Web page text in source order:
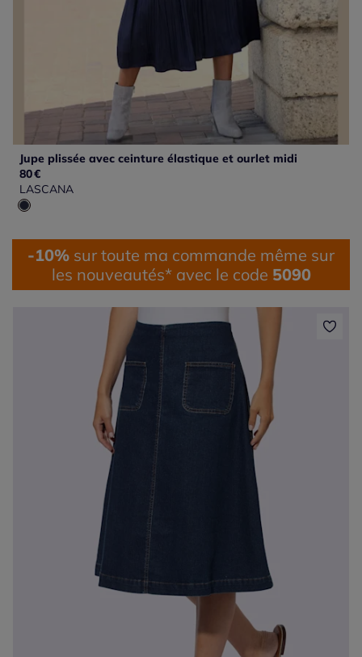
Jupe plissée avec ceinture élastique et ourlet midi
80€
LASCANA
-10% sur toute ma commande même sur
les nouveautés* avec le code 5090